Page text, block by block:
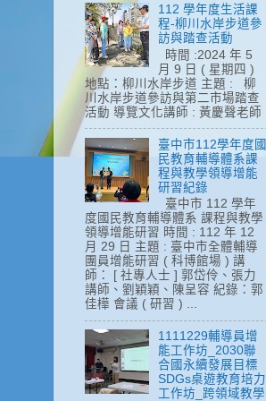
112 學年度生活課
程-柳川水岸步道參
訪與踏查活動
時間 :2024 年 5
月 9 日 ( 星期四 )
地點：柳川水岸步道 主題 : 柳
川水岸步道參訪與第二市場踏查
活動 導覽文化講師 : 黃慶聲老師
臺中市112學年度國
民教育輔導體系課
程與教學領導增能
研習紀錄
臺中市 112 學年
度國民教育輔導體系 課程與教學
領導增能研習 時間 : 112 年 12
月 29 日 主題 : 臺中市全體輔導
團員增能研習 ( 科博館場 ) 講
師： [ 社專人士 ] 郭岱伶、張力
講師、劉穎穎、陳呈容 紀錄：郭
佳樺 會議 ( 研習 ) ...
1111229輔導員增
能工作坊_2030聯
合國永續發展目標
SDGs桌遊教育培力
工作坊_跨領域教學